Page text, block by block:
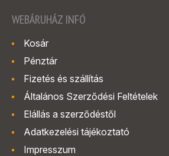
WEBÁRUHÁZ INFÓ
Kosár
Pénztár
Fizetés és szállítás
Általános Szerződési Feltételek
Elállás a szerződéstől
Adatkezelési tájékoztató
Impresszum